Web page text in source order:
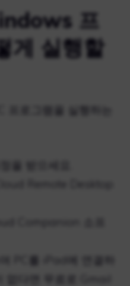
프
게 실행할
프로그램을 실행하는
을 받으세요.
PC를 iPad에 연결하